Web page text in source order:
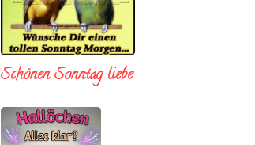
Schönen Sonntag liebe